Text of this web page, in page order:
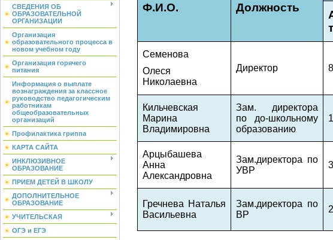
СВЕДЕНИЯ ОБ
ОБРАЗОВАТЕЛЬНОЙ
ОРГАНИЗАЦИИ
Организация
образовательного процесса в
новом учебном году
Организация горячего
питания
Информация о выплате
вознаграждения за классное
руководство педагогическим
работникам
общеобразовательных
организаций
Профилактика гриппа
КАРТА САЙТА
ИНКЛЮЗИВНОЕ
ОБРАЗОВАНИЕ
ПРИЕМ ДЕТЕЙ В ШКОЛУ
ДОПОЛНИТЕЛЬНОЕ
ОБРАЗОВАНИЕ
УЧИТЕЛЬСКАЯ
ОГЭ и ЕГЭ
Ф.И.О. Должность
Семенова
Олеся
Николаевна
Директор 8
Кильчевская
Марина
Владимировна
Зам. директора
по до-школьному
образованию
1
Арцыбашева
Анна
Александровна
Зам.директора по
УВР
3
Гречнева Наталья
Васильевна
Зам.директора по
ВР